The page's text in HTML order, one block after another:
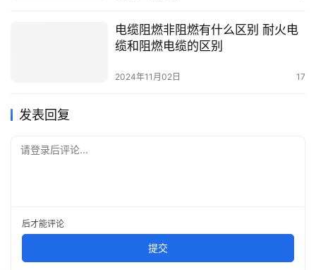
电缆阻燃非阻燃有什么区别 耐火电
缆和阻燃电缆的区别
2024年11月02日 17
发表回复
请登录后评论...
后才能评论
提交